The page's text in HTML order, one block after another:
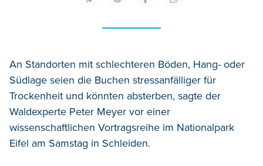
An Standorten mit schlechteren Böden, Hang- oder
Südlage seien die Buchen stressanfälliger für
Trockenheit und könnten absterben, sagte der
Waldexperte Peter Meyer vor einer
wissenschaftlichen Vortragsreihe im Nationalpark
Eifel am Samstag in Schleiden.